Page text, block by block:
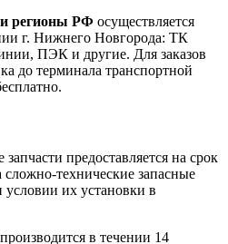
и регионы РФ осуществляется
г. Нижнего Новгорода: ТК
ПЭК и другие. Для заказов
до терминала транспортной
предоставляется на срок
сложно-технические запасные
условии их установки в
в течении 14